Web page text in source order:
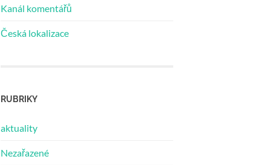
Kanál komentářů
Česká lokalizace
RUBRIKY
aktuality
Nezařazené